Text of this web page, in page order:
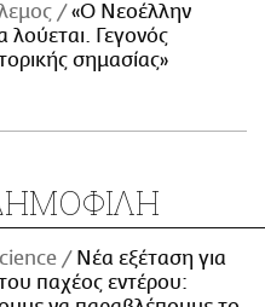
«Ο Νεοέλλην
λούεται. Γεγονός
σημασίας»
Νέα εξέταση για
παχέος εντέρου: